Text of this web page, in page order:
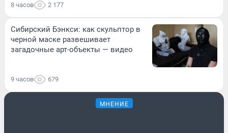
8 часов 2 177
Сибирский Бэнкси: как скульптор в
черной маске развешивает
загадочные арт-объекты — видео
9 часов 679
МНЕНИЕ